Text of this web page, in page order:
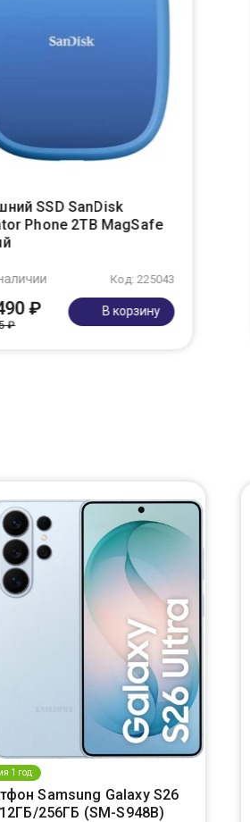
SSD SanDisk
Phone 2TB MagSafe
Код: 225043
₽
₽
В корзину
1 год
Samsung Galaxy S26
256ГБ (SM-S948B)